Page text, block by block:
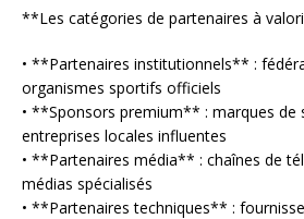
**Les catégories de partenaires à
• **Partenaires institutionnels** :
organismes sportifs officiels
• **Sponsors premium** : marques de
entreprises locales influentes
• **Partenaires média** : chaînes de
médias spécialisés
• **Partenaires techniques** :